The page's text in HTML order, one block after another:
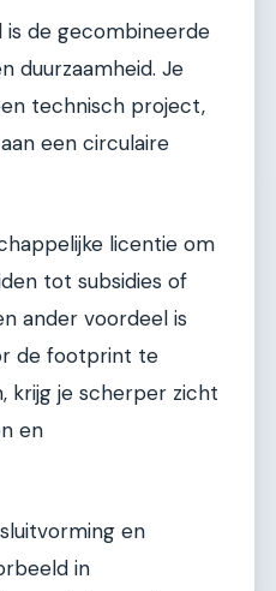
de gecombineerde
duurzaamheid. Je
technisch project,
een circulaire
licentie om
tot subsidies of
ander voordeel is
de footprint te
krijg je scherper zicht
en
en
in